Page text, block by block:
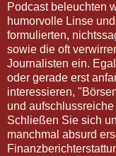
Podcast beleuchten
humorvolle Linse
formulierten,
sowie die oft
Journalisten ein.
oder gerade erst
interessieren,
und
Schließen Sie sich
manchmal absurd